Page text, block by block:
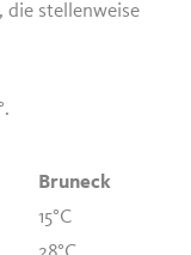
die stellenweise
Bruneck
15°C